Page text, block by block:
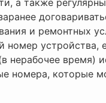
и ремонтных
номер устройства,
нерабочее время)
номера, которые